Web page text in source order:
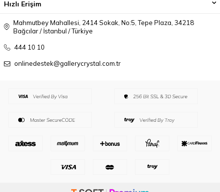
Hızlı Erişim
Mahmutbey Mahallesi, 2414 Sokak, No:5, Tepe Plaza, 34218
Bağcılar / İstanbul / Türkiye
444 10 10
onlinedestek@gallerycrystal.com.tr